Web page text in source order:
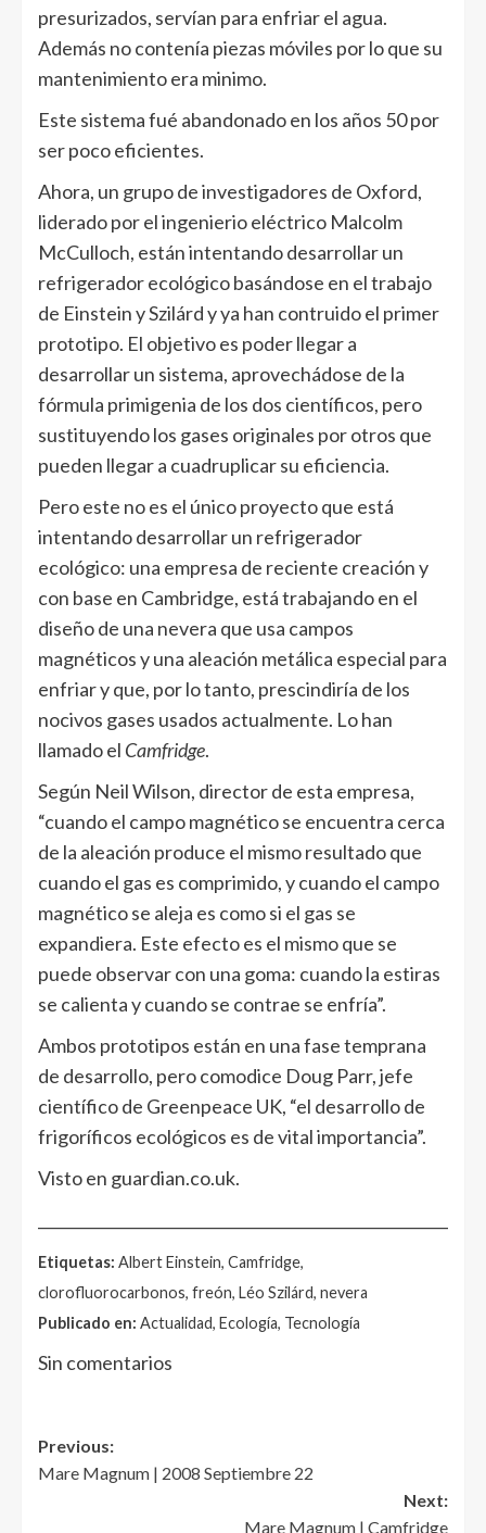
presurizados, servían para enfriar el agua.
Además no contenía piezas móviles por lo que su
mantenimiento era minimo.
Este sistema fué abandonado en los años 50 por
ser poco eficientes.
Ahora, un grupo de investigadores de Oxford,
liderado por el ingenierio eléctrico Malcolm
McCulloch, están intentando desarrollar un
refrigerador ecológico basándose en el trabajo
de Einstein y Szilárd y ya han contruido el primer
prototipo. El objetivo es poder llegar a
desarrollar un sistema, aprovechádose de la
fórmula primigenia de los dos científicos, pero
sustituyendo los gases originales por otros que
pueden llegar a cuadruplicar su eficiencia.
Pero este no es el único proyecto que está
intentando desarrollar un refrigerador
ecológico: una empresa de reciente creación y
con base en Cambridge, está trabajando en el
diseño de una nevera que usa campos
magnéticos y una aleación metálica especial para
enfriar y que, por lo tanto, prescindiría de los
nocivos gases usados actualmente. Lo han
llamado el Camfridge.
Según Neil Wilson, director de esta empresa,
“cuando el campo magnético se encuentra cerca
de la aleación produce el mismo resultado que
cuando el gas es comprimido, y cuando el campo
magnético se aleja es como si el gas se
expandiera. Este efecto es el mismo que se
puede observar con una goma: cuando la estiras
se calienta y cuando se contrae se enfría”.
Ambos prototipos están en una fase temprana
de desarrollo, pero comodice Doug Parr, jefe
científico de Greenpeace UK, “el desarrollo de
frigoríficos ecológicos es de vital importancia”.
Visto en guardian.co.uk.
Etiquetas: Albert Einstein, Camfridge,
clorofluorocarbonos, freón, Léo Szilárd, nevera
Publicado en: Actualidad, Ecología, Tecnología
Sin comentarios
Post
navigation
Previous:
Mare Magnum | 2008 Septiembre 22
Next:
Mare Magnum | Camfridge